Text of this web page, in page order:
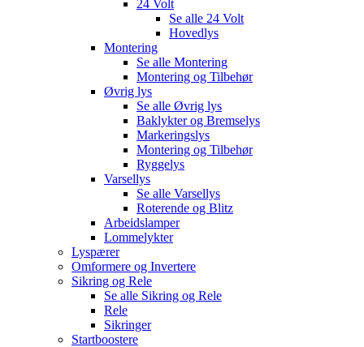
24 Volt
Se alle 24 Volt
Hovedlys
Montering
Se alle Montering
Montering og Tilbehør
Øvrig lys
Se alle Øvrig lys
Baklykter og Bremselys
Markeringslys
Montering og Tilbehør
Ryggelys
Varsellys
Se alle Varsellys
Roterende og Blitz
Arbeidslamper
Lommelykter
Lyspærer
Omformere og Invertere
Sikring og Rele
Se alle Sikring og Rele
Rele
Sikringer
Startboostere